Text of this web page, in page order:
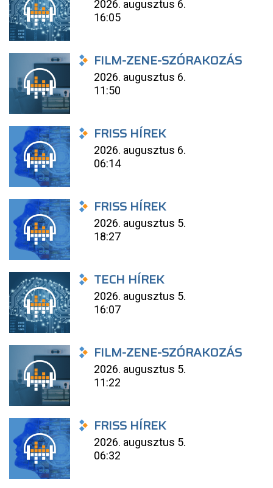
2026. augusztus 6.
16:05
FILM-ZENE-SZÓRAKOZÁS
2026. augusztus 6.
11:50
FRISS HÍREK
2026. augusztus 6.
06:14
FRISS HÍREK
2026. augusztus 5.
18:27
TECH HÍREK
2026. augusztus 5.
16:07
FILM-ZENE-SZÓRAKOZÁS
2026. augusztus 5.
11:22
FRISS HÍREK
2026. augusztus 5.
06:32